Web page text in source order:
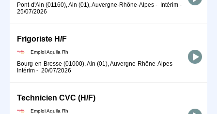
Pont-d'Ain (01160), Ain (01), Auvergne-Rhône-Alpes - Intérim -
25/07/2026
Frigoriste H/F
Emploi Aquila Rh
Bourg-en-Bresse (01000), Ain (01), Auvergne-Rhône-Alpes -
Intérim - 20/07/2026
Technicien CVC (H/F)
Emploi Aquila Rh